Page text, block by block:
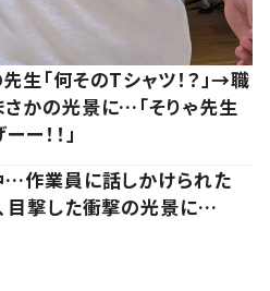
生「何そのTシャツ！？」→職
かの光景に…「そりゃ先生
ー！！」
作業員に話しかけられた
目撃した衝撃の光景に…